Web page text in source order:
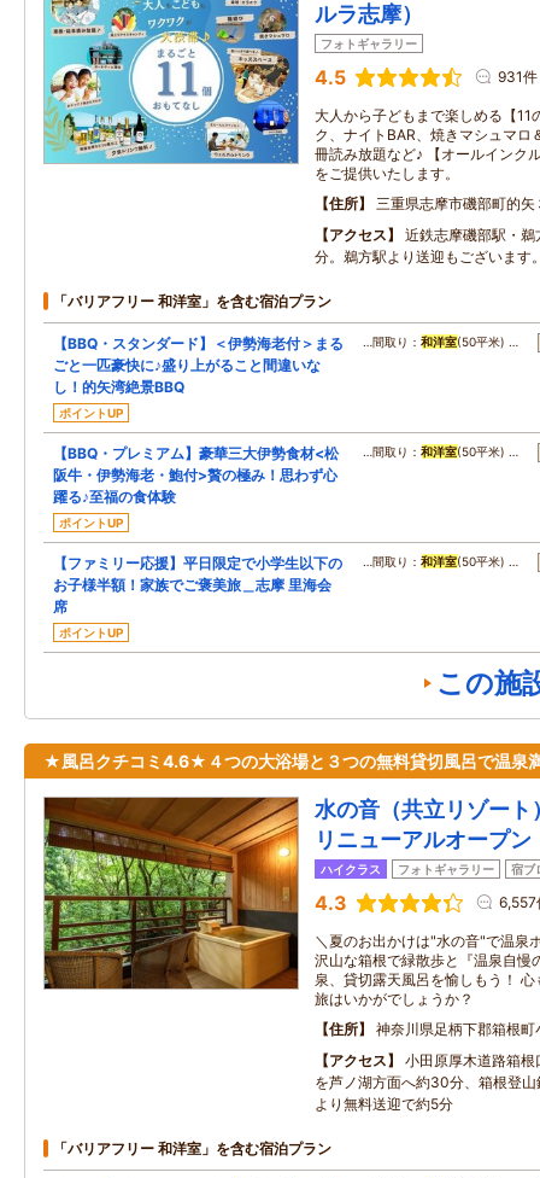
ルラ志摩）
フォトギャラリー
4.5 931件
大人から子どもまで楽しめる【11
ク、ナイトBAR、焼きマシュマ
冊読み放題など♪ 【オールインク
をご提供いたします。
住所
三重県志摩市磯部町的矢
アクセス
近鉄志摩磯部駅・
分。鵜方駅より送迎もございます
「バリアフリー 和洋室」を含む宿泊プラン
【BBQ・スタンダード】＜伊勢海老付＞まる
ごと一匹豪快に♪盛り上がること間違いな
し！的矢湾絶景BBQ
ポイントUP
…間取り：和洋室(50平米) …
【BBQ・プレミアム】豪華三大伊勢食材<松
阪牛・伊勢海老・鮑付>贅の極み！思わず心
躍る♪至福の食体験
ポイントUP
…間取り：和洋室(50平米) …
【ファミリー応援】平日限定で小学生以下の
お子様半額！家族でご褒美旅＿志摩 里海会
席
ポイントUP
…間取り：和洋室(50平米) …
この施
★風呂クチコミ4.6★４つの大浴場と３つの無料貸切風呂で温泉
水の音（共立リゾー
リニューアルオープン
ハイクラス フォトギャラリー 宿ブ
4.3 6,557
＼夏のお出かけは"水の音"で温泉
沢山な箱根で緑散歩と『温泉自慢
泉、貸切露天風呂を愉しもう！
旅はいかがでしょうか？
住所
神奈川県足柄下郡箱根
アクセス
小田原厚木道路箱
を芦ノ湖方面へ約30分、箱根登
より無料送迎で約5分
「バリアフリー 和洋室」を含む宿泊プラン